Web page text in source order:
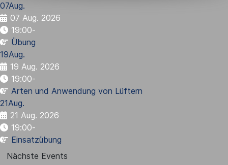
07Aug.
07 Aug. 2026
19:00-
Übung
19Aug.
19 Aug. 2026
19:00-
Arten und Anwendung von Lüftern
21Aug.
21 Aug. 2026
19:00-
Einsatzübung
Nächste Events